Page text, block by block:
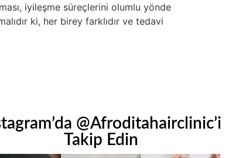
iyileşme süreçlerini olumlu yönde
ki, her birey farklıdır ve tedavi
@Afroditahairclinic’i
Takip Edin